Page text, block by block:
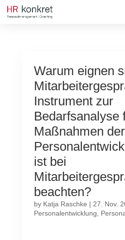
Warum eignen
Instrument zur
Bedarfsanalyse
Maßnahmen der
ist bei
beachten?
by Katja Raschke | 27. Nov.
Personalentwicklung